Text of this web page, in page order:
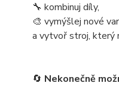
🔧 kombinuj díly,
🎨 vymýšlej nové
a vytvoř stroj, který
🔄 Nekonečně